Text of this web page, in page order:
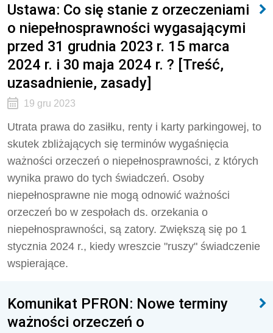
Ustawa: Co się stanie z orzeczeniami
o niepełnosprawności wygasającymi
przed 31 grudnia 2023 r. 15 marca
2024 r. i 30 maja 2024 r. ? [Treść,
uzasadnienie, zasady]
19 gru 2023
Utrata prawa do zasiłku, renty i karty parkingowej, to
skutek zbliżających się terminów wygaśnięcia
ważności orzeczeń o niepełnosprawności, z których
wynika prawo do tych świadczeń. Osoby
niepełnosprawne nie mogą odnowić ważności
orzeczeń bo w zespołach ds. orzekania o
niepełnosprawności, są zatory. Zwiększą się po 1
stycznia 2024 r., kiedy wreszcie "ruszy" świadczenie
wspierające.
Komunikat PFRON: Nowe terminy
ważności orzeczeń o